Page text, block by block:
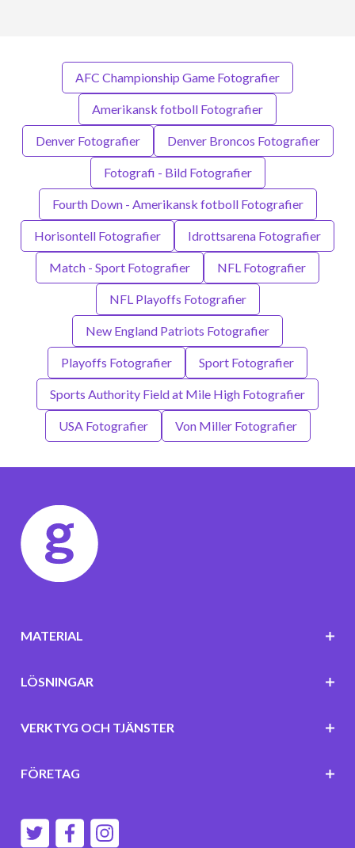
AFC Championship Game Fotografier
Amerikansk fotboll Fotografier
Denver Fotografier Denver Broncos Fotografier
Fotografi - Bild Fotografier
Fourth Down - Amerikansk fotboll Fotografier
Horisontell Fotografier Idrottsarena Fotografier
Match - Sport Fotografier NFL Fotografier
NFL Playoffs Fotografier
New England Patriots Fotografier
Playoffs Fotografier Sport Fotografier
Sports Authority Field at Mile High Fotografier
USA Fotografier Von Miller Fotografier
MATERIAL
LÖSNINGAR
VERKTYG OCH TJÄNSTER
FÖRETAG